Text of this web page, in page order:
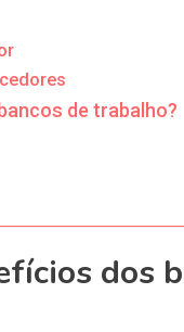
de trabalho?
dos